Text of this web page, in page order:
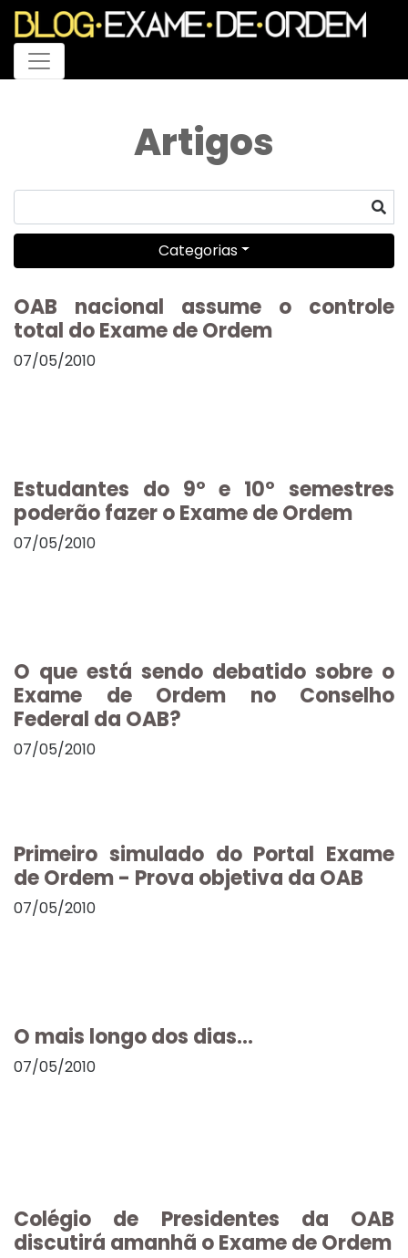
Menu
Artigos
Categorias
OAB nacional assume o controle
total do Exame de Ordem
07/05/2010
Estudantes do 9º e 10º semestres
poderão fazer o Exame de Ordem
07/05/2010
O que está sendo debatido sobre o
Exame de Ordem no Conselho
Federal da OAB?
07/05/2010
Primeiro simulado do Portal Exame
de Ordem - Prova objetiva da OAB
07/05/2010
O mais longo dos dias...
07/05/2010
Colégio de Presidentes da OAB
discutirá amanhã o Exame de Ordem